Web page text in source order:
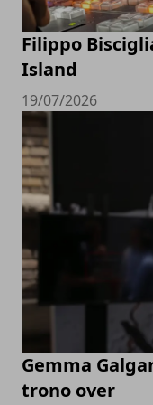
Filippo
Island
19/07/2026
Gemma
trono over